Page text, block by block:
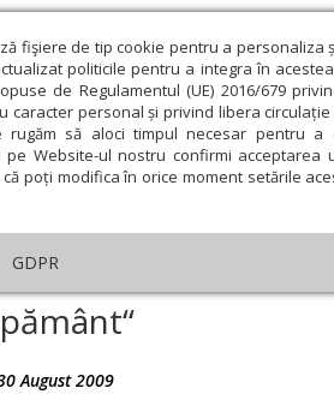
fişiere de tip cookie pentru a
politicile pentru a integra în
de Regulamentul (UE) 2016/679
caracter personal și privind libera
rugăm să aloci timpul necesar pentru
pe Website-ul nostru confirmi
poți modifica în orice moment setările
GDPR
și spiritualitate Educaţie
Editorial Repere și idei
este cerul pe pământ“
August 2009